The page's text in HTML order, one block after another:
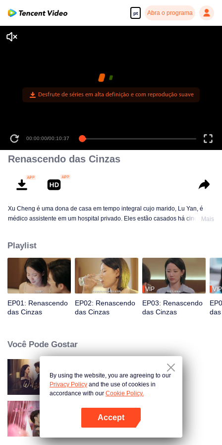
pt Abra o programa
Abra o programa
Desfrute de séries em alta definição e com reprodução suave
00:00:00/00:10:37
Renascendo das Cinzas
Xu Cheng é uma dona de casa em tempo integral cujo marido, Lu Yan, é
médico assistente em um hospital privado. Eles estão casados ​​há cinco
ocasional também fez com que ela machucasse a si mesma e a outras
pessoas. No entanto, um acidente de carro traz uma mudança neste
casamento que já foi perfeito. Lu Yan, cujo carro está agora na água do
lago, felizmente foi salvo por um transeunte. Xu Cheng, por outro lado, está
desaparecido.
Mais
Playlist
EP01: Renascendo
das Cinzas
EP02: Renascendo
das Cinzas
VIP
EP03: Renascendo
das Cinzas
VIP
Você Pode Gostar
Vingança da Esposa
Minha Esposa Falsa
By using the website, you are agreeing to our
Privacy Policy and the use of cookies in
accordance with our Cookie Policy.
Accept